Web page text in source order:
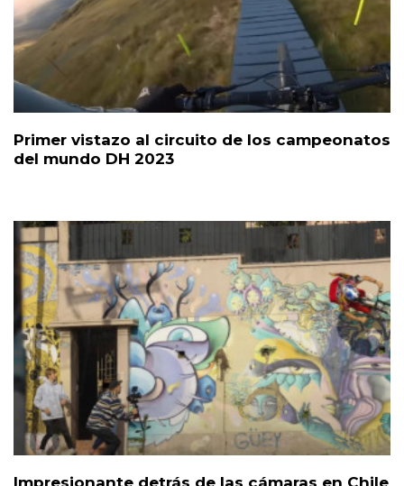
Primer vistazo al circuito de los campeonatos
del mundo DH 2023
Impresionante detrás de las cámaras en Chile